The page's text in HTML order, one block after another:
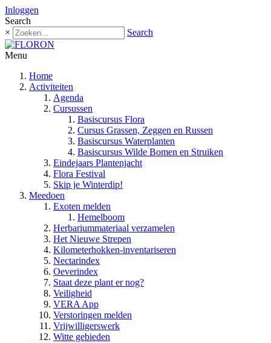
Inloggen
Search
×
Search
Menu
Home
Activiteiten
Agenda
Cursussen
Basiscursus Flora
Cursus Grassen, Zeggen en Russen
Basiscursus Waterplanten
Basiscursus Wilde Bomen en Struiken
Eindejaars Plantenjacht
Flora Festival
Skip je Winterdip!
Meedoen
Exoten melden
Hemelboom
Herbariummateriaal verzamelen
Het Nieuwe Strepen
Kilometerhokken-inventariseren
Nectarindex
Oeverindex
Staat deze plant er nog?
Veiligheid
VERA App
Verstoringen melden
Vrijwilligerswerk
Witte gebieden